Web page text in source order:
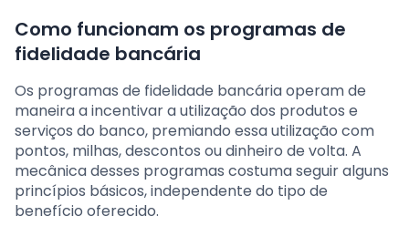
Como funcionam os programas de
fidelidade bancária
Os programas de fidelidade bancária operam de
maneira a incentivar a utilização dos produtos e
serviços do banco, premiando essa utilização com
pontos, milhas, descontos ou dinheiro de volta. A
mecânica desses programas costuma seguir alguns
princípios básicos, independente do tipo de
benefício oferecido.